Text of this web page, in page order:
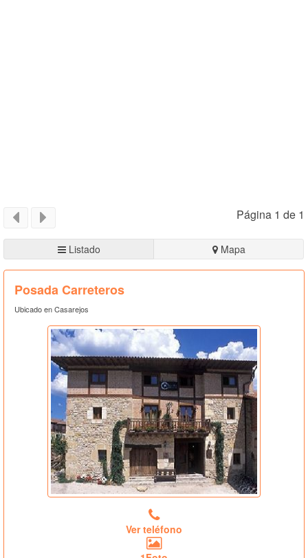
Página 1 de 1
Listado Mapa
Posada Carreteros
Ubicado en Casarejos
Ver teléfono